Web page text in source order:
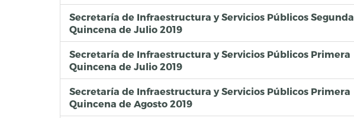
Secretaría de Infraestructura y Servicios Públicos Segunda
Quincena de Julio 2019
Secretaría de Infraestructura y Servicios Públicos Primera
Quincena de Julio 2019
Secretaría de Infraestructura y Servicios Públicos Primera
Quincena de Agosto 2019